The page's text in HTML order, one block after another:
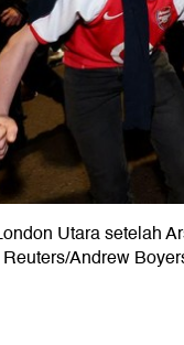
Utara setelah
Andrew